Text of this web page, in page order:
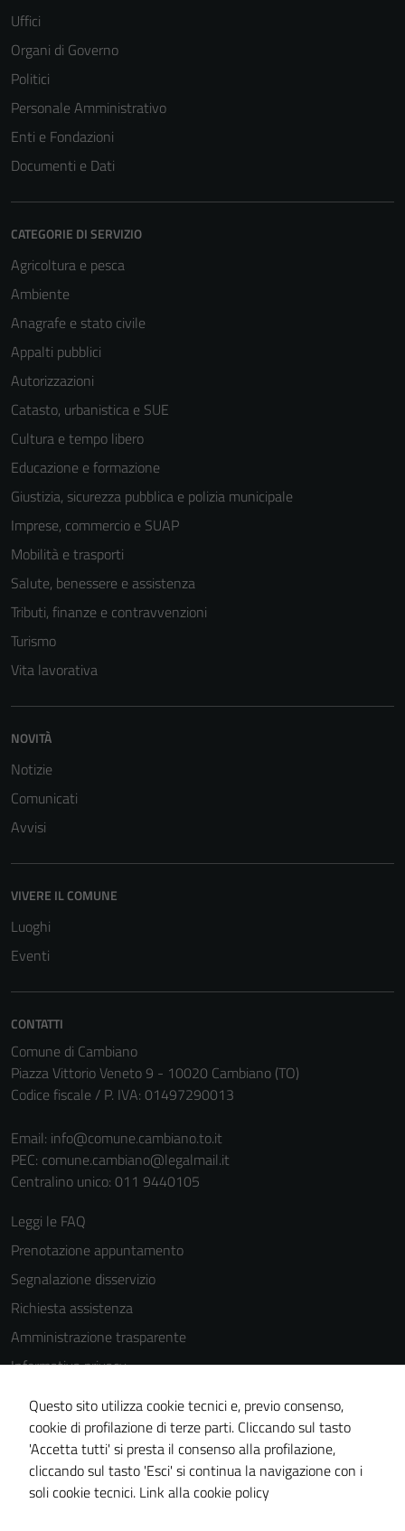
Uffici
Organi di Governo
Politici
Personale Amministrativo
Enti e Fondazioni
Documenti e Dati
CATEGORIE DI SERVIZIO
Agricoltura e pesca
Ambiente
Anagrafe e stato civile
Appalti pubblici
Autorizzazioni
Catasto, urbanistica e SUE
Cultura e tempo libero
Educazione e formazione
Giustizia, sicurezza pubblica e polizia municipale
Imprese, commercio e SUAP
Mobilità e trasporti
Salute, benessere e assistenza
Tributi, finanze e contravvenzioni
Turismo
Vita lavorativa
NOVITÀ
Notizie
Comunicati
Avvisi
VIVERE IL COMUNE
Luoghi
Eventi
CONTATTI
Comune di Cambiano
Piazza Vittorio Veneto 9 - 10020 Cambiano (TO)
Codice fiscale / P. IVA: 01497290013
Email: info@comune.cambiano.to.it
PEC: comune.cambiano@legalmail.it
Centralino unico: 011 9440105
Leggi le FAQ
Prenotazione appuntamento
Segnalazione disservizio
Richiesta assistenza
Amministrazione trasparente
Informativa privacy
Cookie Policy
Note legali
Dichiarazione di accessibilità
Piano di miglioramento del sito
Questo sito utilizza cookie tecnici e, previo consenso,
cookie di profilazione di terze parti. Cliccando sul tasto
'Accetta tutti' si presta il consenso alla profilazione,
cliccando sul tasto 'Esci' si continua la navigazione con i
soli cookie tecnici. Link alla cookie policy
disabilitati.
Questi cookie
non raccolgono
informazioni
personali.